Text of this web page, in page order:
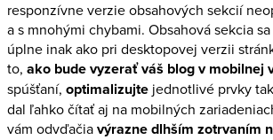
responzívne verzie obsahových sekcií
a s mnohými chybami. Obsahová sekcia
úplne inak ako pri desktopovej verzii
to, ako bude vyzerať váš blog v mobilnej
spúšťaní, optimalizujte jednotlivé prvky
dal ľahko čítať aj na mobilných
vám odvďačiavýrazne dlhším zotrvaním